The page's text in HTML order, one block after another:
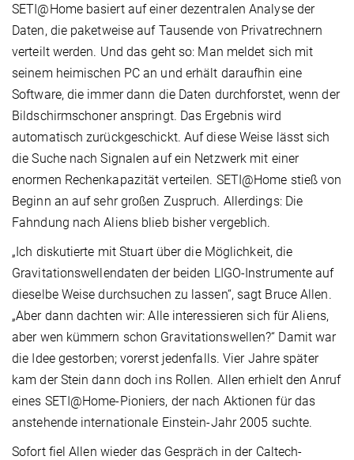
SETI@Home basiert auf einer dezentralen Analyse der
Daten, die paketweise auf Tausende von Privatrechnern
verteilt werden. Und das geht so: Man meldet sich mit
seinem heimischen PC an und erhält daraufhin eine
Software, die immer dann die Daten durchforstet, wenn der
Bildschirmschoner anspringt. Das Ergebnis wird
automatisch zurückgeschickt. Auf diese Weise lässt sich
die Suche nach Signalen auf ein Netzwerk mit einer
enormen Rechenkapazität verteilen. SETI@Home stieß von
Beginn an auf sehr großen Zuspruch. Allerdings: Die
Fahndung nach Aliens blieb bisher vergeblich.
„Ich diskutierte mit Stuart über die Möglichkeit, die
Gravitationswellendaten der beiden LIGO-Instrumente auf
dieselbe Weise durchsuchen zu lassen“, sagt Bruce Allen.
„Aber dann dachten wir: Alle interessieren sich für Aliens,
aber wen kümmern schon Gravitationswellen?“ Damit war
die Idee gestorben; vorerst jedenfalls. Vier Jahre später
kam der Stein dann doch ins Rollen. Allen erhielt den Anruf
eines SETI@Home-Pioniers, der nach Aktionen für das
anstehende internationale Einstein-Jahr 2005 suchte.
Sofort fiel Allen wieder das Gespräch in der Caltech-